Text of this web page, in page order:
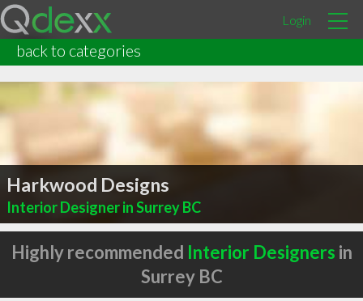
Login
back to categories
Harkwood Designs
Interior Designer in Surrey BC
Highly recommended Interior Designers in
Surrey BC